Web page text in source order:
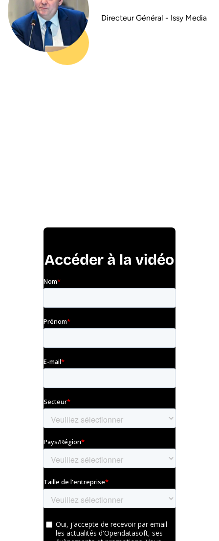
Directeur Général - Issy Media
Accéder à la vidéo